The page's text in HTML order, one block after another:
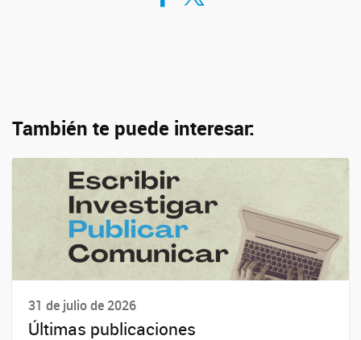
También te puede interesar:
31 de julio de 2026
Últimas publicaciones